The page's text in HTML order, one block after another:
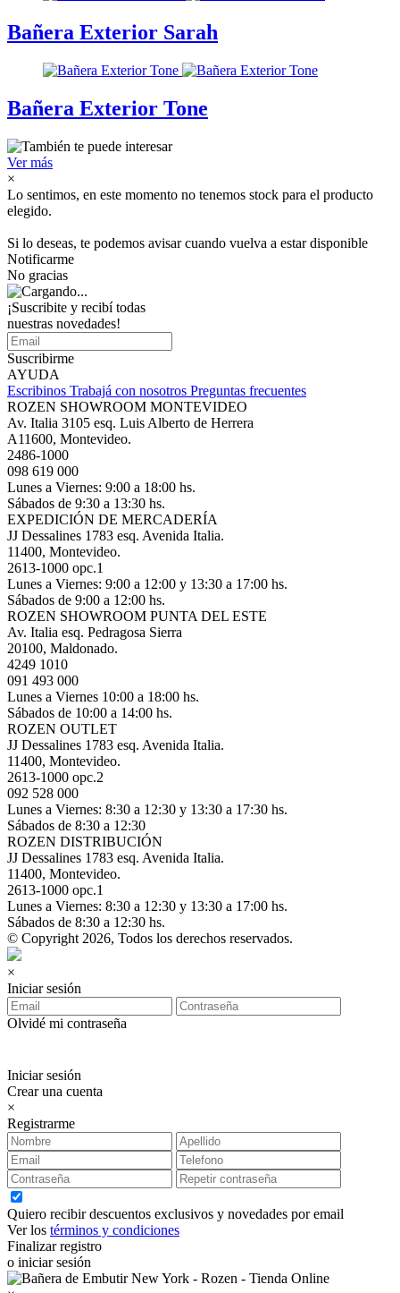
Bañera Exterior Sarah
Bañera Exterior Tone
Ver más
×
Lo sentimos, en este momento no tenemos stock para el producto
elegido.
Si lo deseas, te podemos avisar cuando vuelva a estar disponible
Notificarme
No gracias
¡Suscribite y recibí todas
nuestras novedades!
Suscribirme
AYUDA
Escribinos Trabajá con nosotros Preguntas frecuentes
ROZEN SHOWROOM MONTEVIDEO
Av. Italia 3105 esq. Luis Alberto de Herrera
A11600, Montevideo.
2486-1000
098 619 000
Lunes a Viernes: 9:00 a 18:00 hs.
Sábados de 9:30 a 13:30 hs.
EXPEDICIÓN DE MERCADERÍA
JJ Dessalines 1783 esq. Avenida Italia.
11400, Montevideo.
2613-1000 opc.1
Lunes a Viernes: 9:00 a 12:00 y 13:30 a 17:00 hs.
Sábados de 9:00 a 12:00 hs.
ROZEN SHOWROOM PUNTA DEL ESTE
Av. Italia esq. Pedragosa Sierra
20100, Maldonado.
4249 1010
091 493 000
Lunes a Viernes 10:00 a 18:00 hs.
Sábados de 10:00 a 14:00 hs.
ROZEN OUTLET
JJ Dessalines 1783 esq. Avenida Italia.
11400, Montevideo.
2613-1000 opc.2
092 528 000
Lunes a Viernes: 8:30 a 12:30 y 13:30 a 17:30 hs.
Sábados de 8:30 a 12:30
ROZEN DISTRIBUCIÓN
JJ Dessalines 1783 esq. Avenida Italia.
11400, Montevideo.
2613-1000 opc.1
Lunes a Viernes: 8:30 a 12:30 y 13:30 a 17:00 hs.
Sábados de 8:30 a 12:30 hs.
© Copyright 2026, Todos los derechos reservados.
×
Iniciar sesión
Olvidé mi contraseña
Iniciar sesión
Crear una cuenta
×
Registrarme
Quiero recibir descuentos exclusivos y novedades por email
Ver los términos y condiciones
Finalizar registro
o iniciar sesión